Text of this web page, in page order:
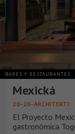
BARES Y RESTAURANTES
Mexická
20–20–ARCHITEKTI
El Proyecto
gastronómica